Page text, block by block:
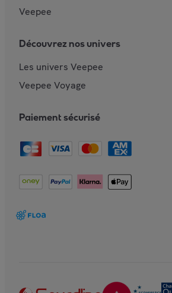
Veepee
Découvrez nos univers
Les univers Veepee
Veepee Voyage
Paiement sécurisé